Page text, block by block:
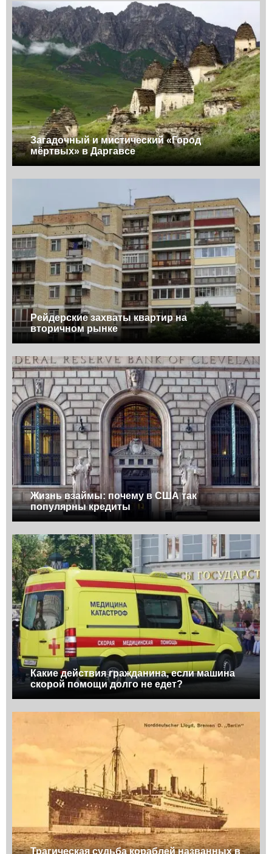
Загадочный и мистический «Город
мёртвых» в Даргавсе
Рейдерские захваты квартир на
вторичном рынке
Жизнь взаймы: почему в США так
популярны кредиты
Какие действия гражданина, если машина
скорой помощи долго не едет?
Трагическая судьба кораблей названных в